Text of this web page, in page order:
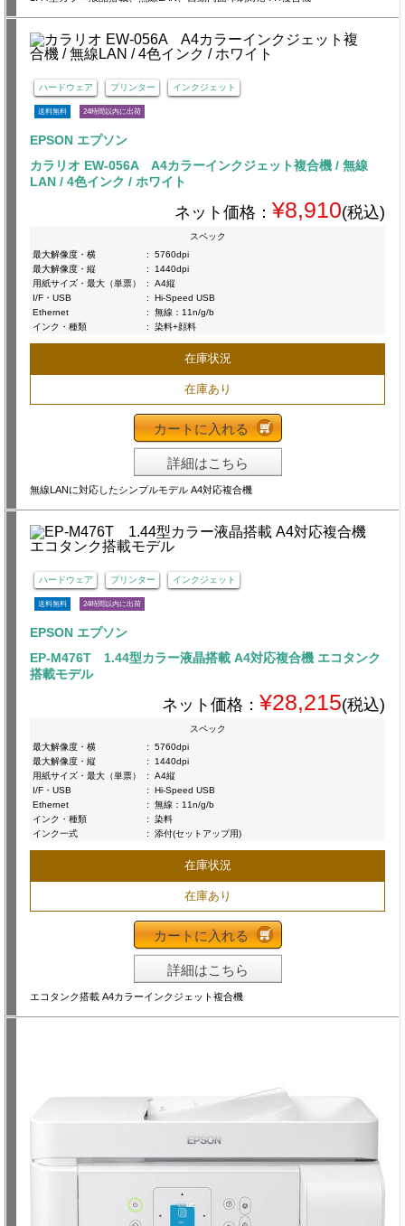
ハードウェア プリンター インクジェット
送料無料 24時間以内に出荷
EPSON エプソン
カラリオ EW-056A A4カラーインクジェット複合機 / 無線
LAN / 4色インク / ホワイト
ネット価格： ¥8,910(税込)
スペック
最大解像度・横
:
5760dpi
最大解像度・縦
:
1440dpi
用紙サイズ・最大（単票）
:
A4縦
I/F・USB
:
Hi-Speed USB
Ethernet
:
無線：11n/g/b
インク・種類
: 染料+顔料
在庫状況
在庫あり
カートに入れる
詳細はこちら
無線LANに対応したシンプルモデル A4対応複合機
ハードウェア プリンター インクジェット
送料無料 24時間以内に出荷
EPSON エプソン
EP-M476T 1.44型カラー液晶搭載 A4対応複合機 エコタンク
搭載モデル
ネット価格： ¥28,215(税込)
スペック
最大解像度・横
:
5760dpi
最大解像度・縦
:
1440dpi
用紙サイズ・最大（単票）
:
A4縦
I/F・USB
:
Hi-Speed USB
Ethernet
:
無線：11n/g/b
インク・種類
:
染料
インク一式
: 添付(セットアップ用)
在庫状況
在庫あり
カートに入れる
詳細はこちら
エコタンク搭載 A4カラーインクジェット複合機